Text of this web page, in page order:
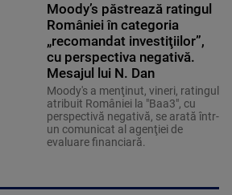
Moody’s păstrează ratingul
României în categoria
„recomandat investiţiilor”,
cu perspectiva negativă.
Mesajul lui N. Dan
Moody's a menţinut, vineri, ratingul
atribuit României la "Baa3", cu
perspectivă negativă, se arată într-
un comunicat al agenţiei de
evaluare financiară.